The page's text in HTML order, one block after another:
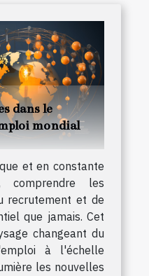
dans le
mondial
et en constante
comprendre les
recrutement et de
que jamais. Cet
changeant du
à l'échelle
les nouvelles